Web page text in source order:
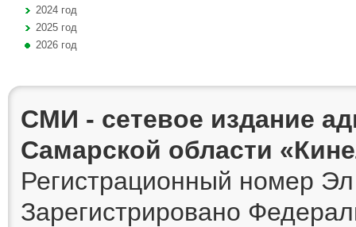
2024 год
2025 год
2026 год
СМИ - сетевое издание
Самарской области
Регистрационный номер
Зарегистрировано